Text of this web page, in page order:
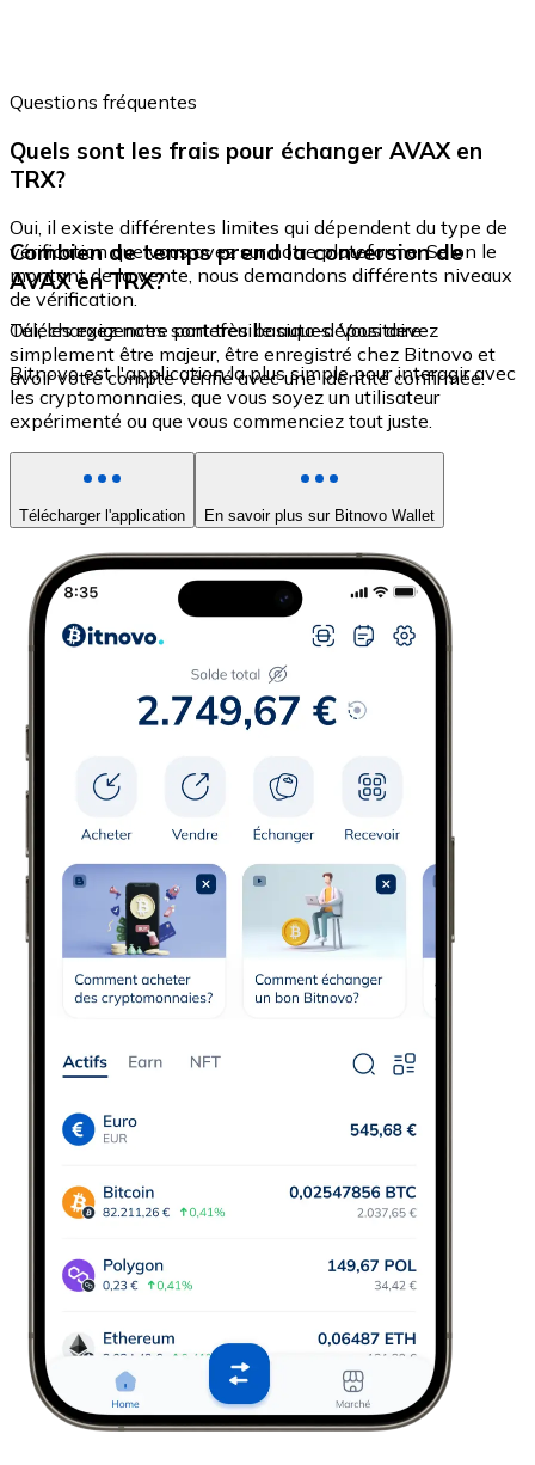
Questions fréquentes
Quels sont les frais pour échanger AVAX en
TRX?
Oui, il existe différentes limites qui dépendent du type de
vérification que vous avez sur notre plateforme. Selon le
montant de la vente, nous demandons différents niveaux
de vérification.
Combien de temps prend la conversion de
AVAX en TRX?
Oui, les exigences sont très basiques. Vous devez
simplement être majeur, être enregistré chez Bitnovo et
avoir votre compte vérifié avec une identité confirmée.
Téléchargez notre portefeuille auto-dépositaire
Bitnovo est l'application la plus simple pour interagir avec
les cryptomonnaies, que vous soyez un utilisateur
expérimenté ou que vous commenciez tout juste.
Télécharger l'application En savoir plus sur Bitnovo Wallet